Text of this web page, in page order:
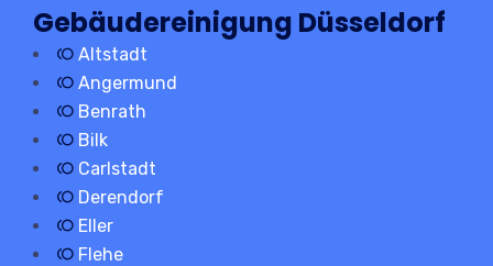
Gebäudereinigung Düsseldorf
Altstadt
Angermund
Benrath
Bilk
Carlstadt
Derendorf
Eller
Flehe